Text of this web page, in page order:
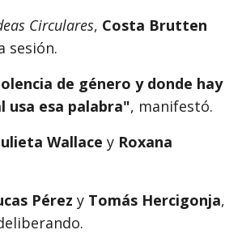
Circulares, Costa Brutten
sesión.
de género y donde hay
usa esa palabra", manifestó.
Wallace y Roxana
Pérez y Tomás Hercigonja,